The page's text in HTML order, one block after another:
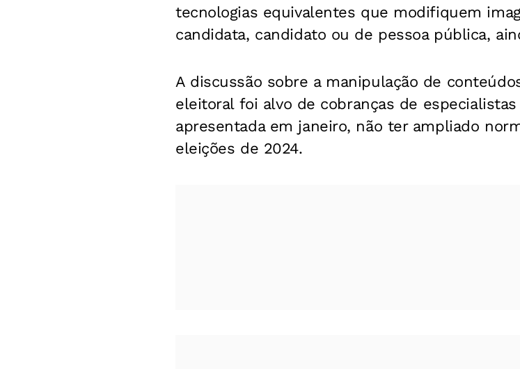
tecnologias equivalentes que modifiquem
candidata, candidato ou de pessoa pública,
A discussão sobre a manipulação de
eleitoral foi alvo de cobranças de
apresentada em janeiro, não ter ampliado
eleições de 2024.